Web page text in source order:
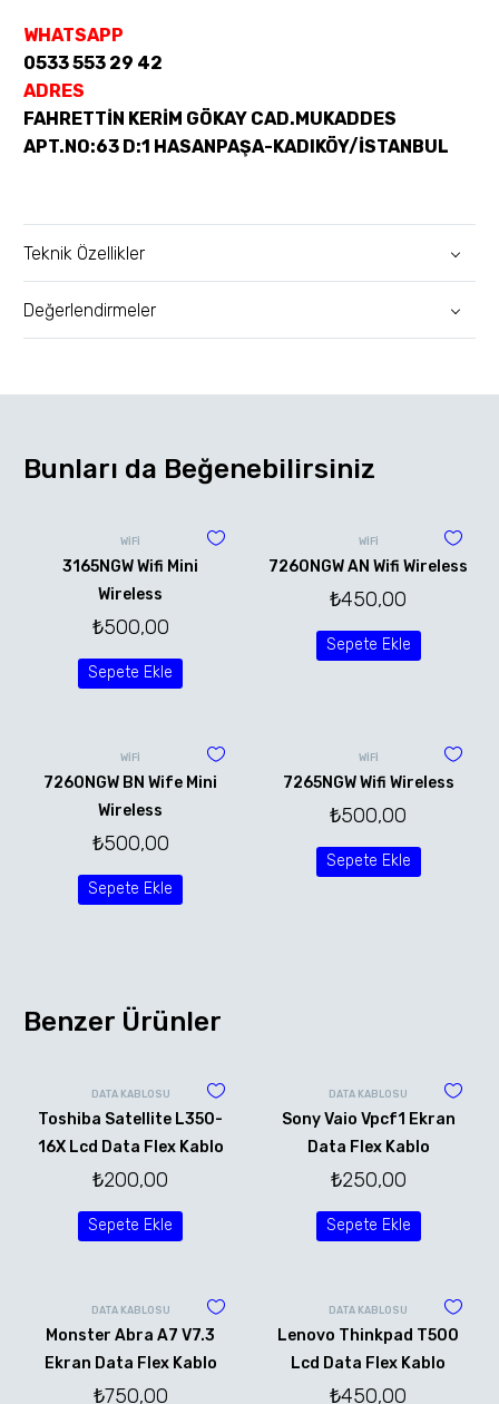
WHATSAPP
0533 553 29 42
ADRES
FAHRETTİN KERİM GÖKAY CAD.MUKADDES
APT.NO:63 D:1 HASANPAŞA-KADIKÖY/İSTANBUL
Teknik Özellikler
Değerlendirmeler
Bunları da Beğenebilirsiniz
WİFİ
3165NGW Wifi Mini
Wireless
₺500,00
Sepete Ekle
WİFİ
7260NGW AN Wifi Wireless
₺450,00
Sepete Ekle
WİFİ
7260NGW BN Wife Mini
Wireless
₺500,00
Sepete Ekle
WİFİ
7265NGW Wifi Wireless
₺500,00
Sepete Ekle
Benzer Ürünler
DATA KABLOSU
Toshiba Satellite L350-
16X Lcd Data Flex Kablo
₺200,00
Sepete Ekle
DATA KABLOSU
Sony Vaio Vpcf1 Ekran
Data Flex Kablo
₺250,00
Sepete Ekle
DATA KABLOSU
Monster Abra A7 V7.3
Ekran Data Flex Kablo
₺750,00
DATA KABLOSU
Lenovo Thinkpad T500
Lcd Data Flex Kablo
₺450,00